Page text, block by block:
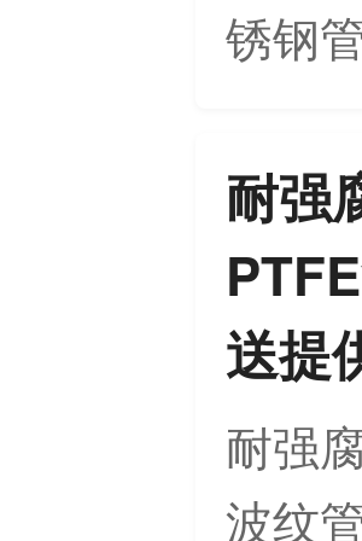
锈钢
耐强
送提
耐强
波纹